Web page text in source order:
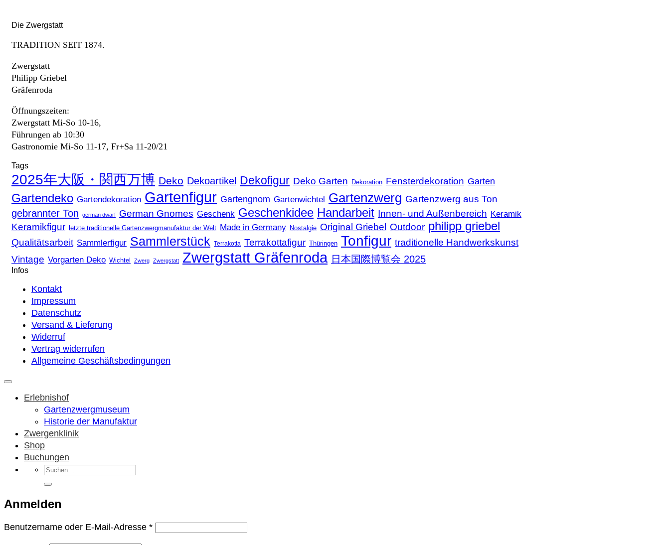
Die Zwergstatt
TRADITION SEIT 1874.
Zwergstatt
Philipp Griebel
Gräfenroda
Öffnungszeiten:
Zwergstatt Mi-So 10-16,
Führungen ab 10:30
Gastronomie Mi-So 11-17, Fr+Sa 11-20/21
Tags
2025年大阪・関西万博 Deko Dekoartikel Dekofigur Deko Garten Dekoration Fensterdekoration Garten
Gartendeko Gartendekoration Gartenfigur Gartengnom Gartenwichtel Gartenzwerg Gartenzwerg aus Ton
gebrannter Ton german dwarf German Gnomes Geschenk Geschenkidee Handarbeit Innen- und Außenbereich Keramik
Keramikfigur letzte traditionelle Gartenzwergmanufaktur der Welt Made in Germany Nostalgie Original Griebel Outdoor philipp griebel
Qualitätsarbeit Sammlerfigur Sammlerstück Terrakotta Terrakottafigur Thüringen Tonfigur traditionelle Handwerkskunst
Vintage Vorgarten Deko Wichtel Zwerg Zwergstatt Zwergstatt Gräfenroda 日本国際博覧会 2025
Infos
Kontakt
Impressum
Datenschutz
Versand & Lieferung
Widerruf
Vertrag widerrufen
Allgemeine Geschäftsbedingungen
Erlebnishof
Gartenzwergmuseum
Historie der Manufaktur
Zwergenklinik
Shop
Buchungen
Suchen
nach:
Anmelden
Benutzername oder E-Mail-Adresse *Erforderlich